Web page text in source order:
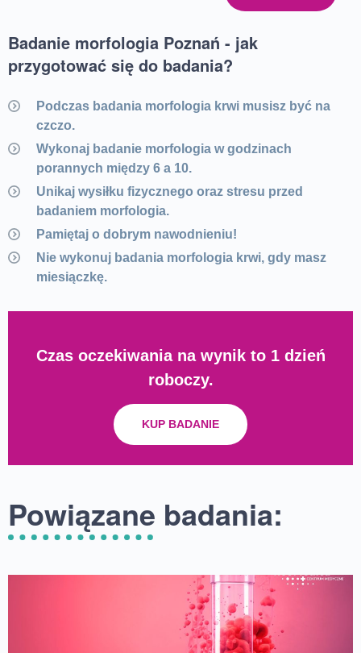
Badanie morfologia Poznań - jak
przygotować się do badania?
Podczas badania morfologia krwi musisz być na
czczo.
Wykonaj badanie morfologia w godzinach
porannych między 6 a 10.
Unikaj wysiłku fizycznego oraz stresu przed
badaniem morfologia.
Pamiętaj o dobrym nawodnieniu!
Nie wykonuj badania morfologia krwi, gdy masz
miesiączkę.
Czas oczekiwania na wynik to 1 dzień
roboczy.
KUP BADANIE
Powiązane badania: